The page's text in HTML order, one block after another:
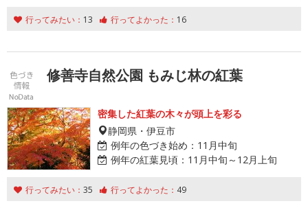
行ってみたい： 13 行ってよかった： 16
修善寺自然公園 もみじ林の紅葉
密集した紅葉の木々が頭上を彩る
静岡県・伊豆市
例年の色づき始め： 11月中旬
例年の紅葉見頃： 11月中旬～12月上旬
行ってみたい： 35 行ってよかった： 49